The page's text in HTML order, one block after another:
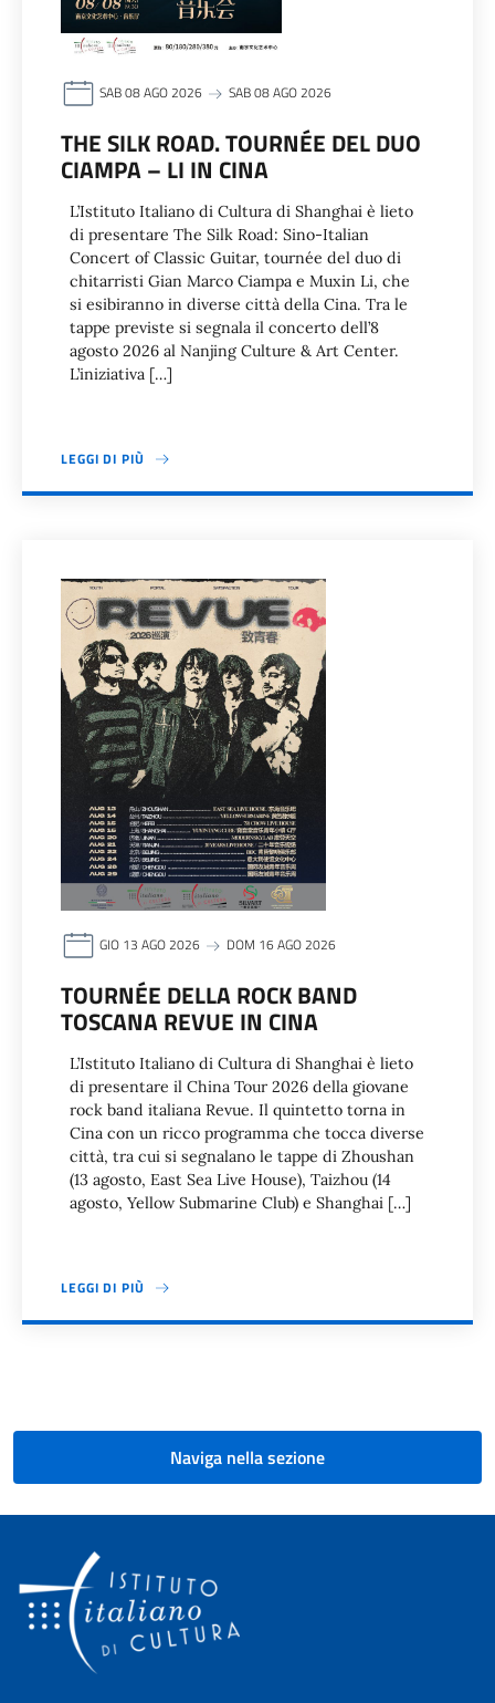
SAB 08 AGO 2026 SAB 08 AGO 2026
THE SILK ROAD. TOURNÉE DEL DUO
CIAMPA – LI IN CINA
L’Istituto Italiano di Cultura di Shanghai è lieto
di presentare The Silk Road: Sino-Italian
Concert of Classic Guitar, tournée del duo di
chitarristi Gian Marco Ciampa e Muxin Li, che
si esibiranno in diverse città della Cina. Tra le
tappe previste si segnala il concerto dell’8
agosto 2026 al Nanjing Culture & Art Center.
L’iniziativa […]
LEGGI DI PIÙ
GIO 13 AGO 2026 DOM 16 AGO 2026
TOURNÉE DELLA ROCK BAND
TOSCANA REVUE IN CINA
L’Istituto Italiano di Cultura di Shanghai è lieto
di presentare il China Tour 2026 della giovane
rock band italiana Revue. Il quintetto torna in
Cina con un ricco programma che tocca diverse
città, tra cui si segnalano le tappe di Zhoushan
(13 agosto, East Sea Live House), Taizhou (14
agosto, Yellow Submarine Club) e Shanghai […]
LEGGI DI PIÙ
Naviga nella sezione